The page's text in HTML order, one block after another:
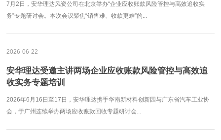
7月2日，安华理达风资公司在北京举办“企业应收账款风险管控与高效追收实
务”专题研讨会。本次会议聚焦“销售难、收款更难”的...
2026-06-22
安华理达受邀主讲两场企业应收账款风险管控与高效追
收实务专题培训
2026年6月16日至17日，安华理达携手华南新材料创新园与广东省汽车工业协
会，于广州连续举办两场应收账款回收专题研讨会...